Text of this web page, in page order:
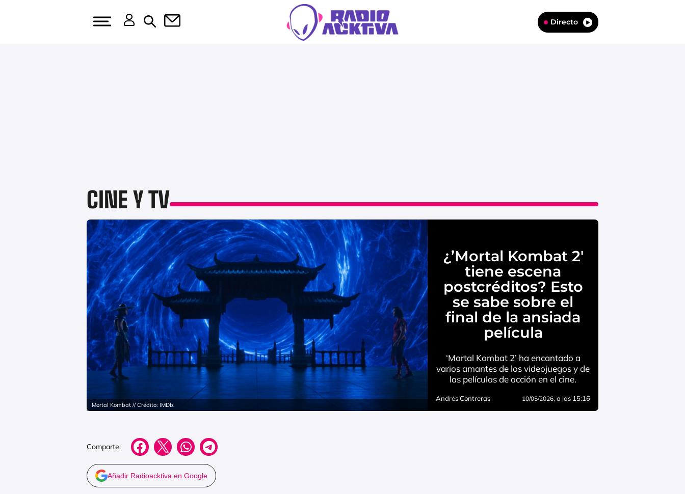
Directo
CINE Y TV
Mortal Kombat // Crédito: IMDb.
¿’Mortal Kombat 2′
tiene escena
postcréditos? Esto
se sabe sobre el
final de la ansiada
película
‘Mortal Kombat 2’ ha encantado a
varios amantes de los videojuegos y de
las películas de acción en el cine.
Andrés Contreras 10/05/2026, a las 15:16
Comparte:
Añadir Radioacktiva en Google